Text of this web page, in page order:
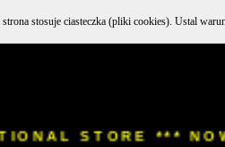
STORE
strona stosuje ciasteczka (pliki cookies). Ustal